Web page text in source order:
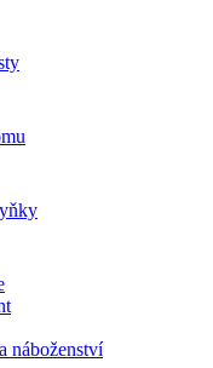
náboženství